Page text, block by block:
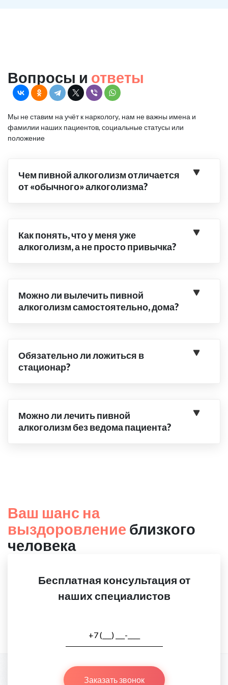
Вопросы и ответы
Мы не ставим на учёт к наркологу, нам не важны имена и
фамилии наших пациентов, социальные статусы или
положение
Чем пивной алкоголизм отличается
от «обычного» алкоголизма?
Как понять, что у меня уже
алкоголизм, а не просто привычка?
Можно ли вылечить пивной
алкоголизм самостоятельно, дома?
Обязательно ли ложиться в
стационар?
Можно ли лечить пивной
алкоголизм без ведома пациента?
Ваш шанс на
выздоровление близкого
человека
Бесплатная консультация от
наших специалистов
Заказать звонок